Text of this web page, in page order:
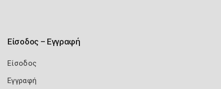
Είσοδος – Εγγραφή
Είσοδος
Εγγραφή